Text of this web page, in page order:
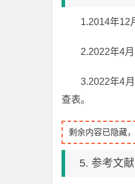
1.2014年12
2.2022年4
3.2022年4
查表。
剩余内容已隐藏
5. 参考文献